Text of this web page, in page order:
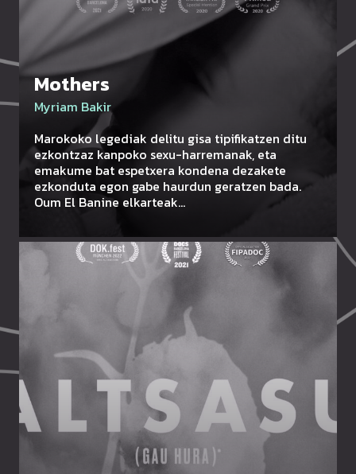
Mothers
Myriam Bakir
Marokoko legediak delitu gisa tipifikatzen ditu
ezkontzaz kanpoko sexu-harremanak, eta
emakume bat espetxera kondena dezakete
ezkonduta egon gabe haurdun geratzen bada.
Oum El Banine elkarteak…